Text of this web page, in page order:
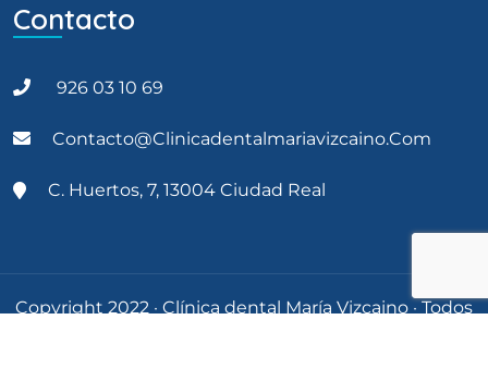
Contacto
926 03 10 69
Contacto@clinicadentalmariavizcaino.com
C. Huertos, 7, 13004 Ciudad Real
Copyright 2022 · Clínica dental María Vizcaino · Todos